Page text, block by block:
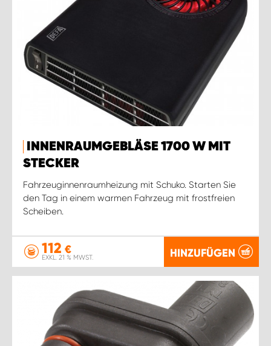
INNENRAUMGEBLÄSE 1700 W MIT
STECKER
Fahrzeuginnenraumheizung mit Schuko. Starten Sie
den Tag in einem warmen Fahrzeug mit frostfreien
Scheiben.
112 €
EXKL. 21 % MWST. HINZUFÜGEN